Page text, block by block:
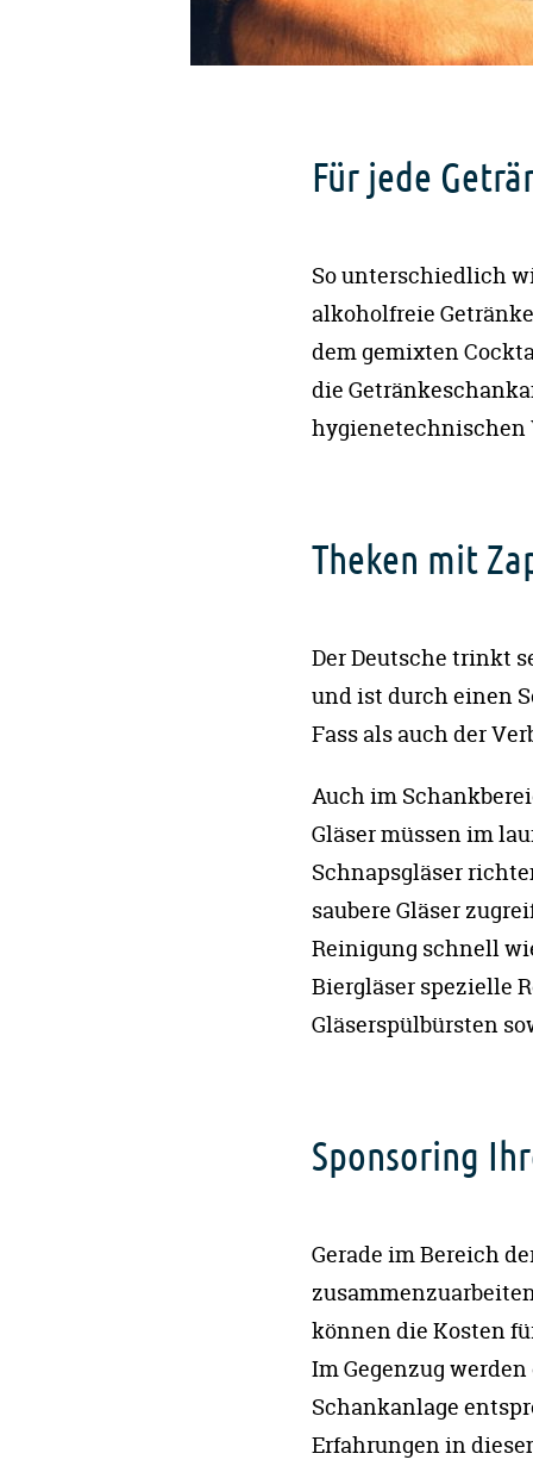
Für jede
So unterschiedlich
alkoholfreie
dem gemixten
die
hygienetechnischen
Theken mit
Der Deutsche trinkt
und ist durch einen
Fass als auch der
Auch im
Gläser müssen im
Schnapsgläser
saubere Gläser
Reinigung schnell
Biergläser spezielle
Gläserspülbürsten
Sponsoring
Gerade im Bereich
können die Kosten
Im Gegenzug
Schankanlage
Erfahrungen in